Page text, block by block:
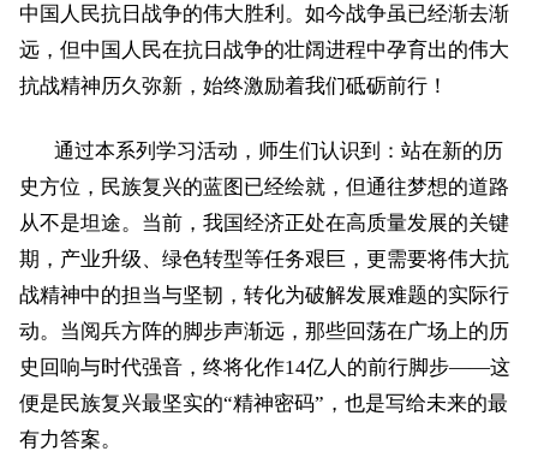
中国人民抗日战争的伟大胜利。如今战争虽已经渐去渐
远，但中国人民在抗日战争的壮阔进程中孕育出的伟大
抗战精神历久弥新，始终激励着我们砥砺前行！
通过本系列学习活动，师生们认识到： 站在新的历
史方位，民族复兴的蓝图已经绘就，但通往梦想的道路
从不是坦途。当前，我国经济正处在高质量发展的关键
期，产业升级、绿色转型等任务艰巨，更需要将伟大抗
战精神中的担当与坚韧，转化为破解发展难题的实际行
动。当阅兵方阵的脚步声渐远，那些回荡在广场上的历
史回响与时代强音，终将化作14亿人的前行脚步——这
便是民族复兴最坚实的“精神密码”，也是写给未来的最
有力答案。